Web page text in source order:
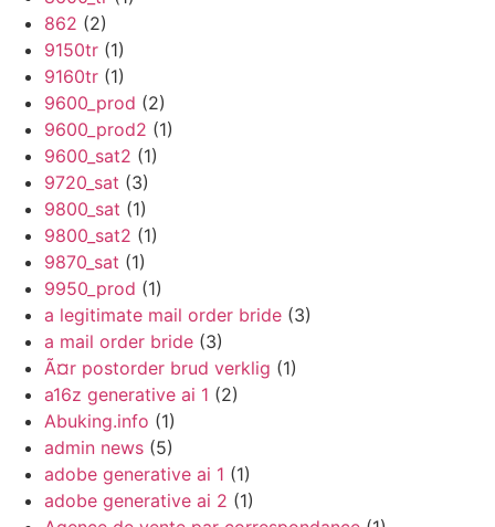
862 (2)
9150tr (1)
9160tr (1)
9600_prod (2)
9600_prod2 (1)
9600_sat2 (1)
9720_sat (3)
9800_sat (1)
9800_sat2 (1)
9870_sat (1)
9950_prod (1)
a legitimate mail order bride (3)
a mail order bride (3)
Ã¤r postorder brud verklig (1)
a16z generative ai 1 (2)
Abuking.info (1)
admin news (5)
adobe generative ai 1 (1)
adobe generative ai 2 (1)